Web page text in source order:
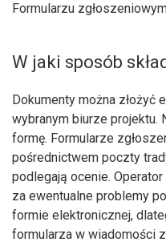
Formularzu
W jaki sposób
Dokumenty można
wybranym biurze projektu.
formę. Formularze
pośrednictwem poczty
podlegają ocenie.
za ewentualne problemy
formie elektronicznej,
formularza w wiadomości